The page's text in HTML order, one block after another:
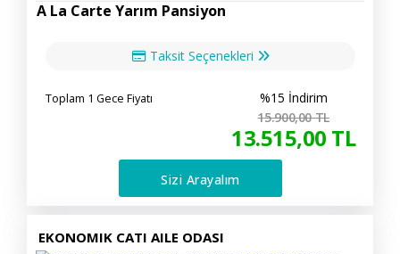
A La Carte Yarım Pansiyon
Taksit Seçenekleri
Toplam 1 Gece Fiyatı
%15 İndirim
15.900,00TL
13.515,00 TL
Sizi Arayalım
EKONOMIK CATI AILE ODASI